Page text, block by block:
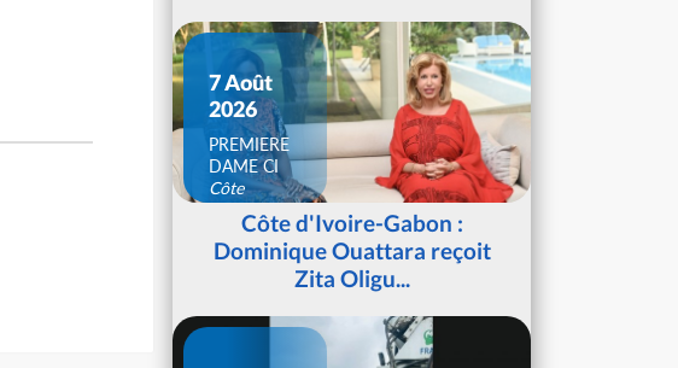
7 Août
2026
PREMIERE
DAME CI
Côte
d'IvoireCôte d'Ivoire-Gabon :
Dominique Ouattara reçoit
Zita Oligu...